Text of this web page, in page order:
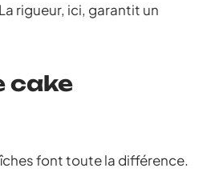
rigueur, ici, garantit un
cake
font toute la différence.